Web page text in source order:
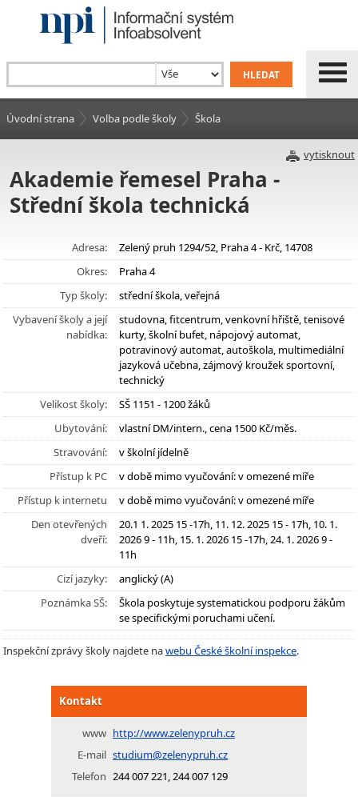
Úvodní strana Volba podle školy Škola
vytisknout
Akademie řemesel Praha -
Střední škola technická
Adresa:
Zelený pruh 1294/52, Praha 4 - Krč, 14708
Okres:
Praha 4
Typ školy:
střední škola, veřejná
Vybavení školy a její
nabídka:
studovna, fitcentrum, venkovní hřiště, tenisové
kurty, školní bufet, nápojový automat,
potravinový automat, autoškola, multimediální
jazyková učebna, zájmový kroužek sportovní,
technický
Velikost školy:
SŠ 1151 - 1200 žáků
Ubytování:
vlastní DM/intern., cena 1500 Kč/měs.
Stravování:
v školní jídelně
Přístup k PC
v době mimo vyučování: v omezené míře
Přístup k internetu
v době mimo vyučování: v omezené míře
Den otevřených
dveří:
20.1 1. 2025 15 -17h, 11. 12. 2025 15 - 17h, 10. 1.
2026 9 - 11h, 15. 1. 2026 15 -17h, 24. 1. 2026 9 -
11h
Cizí jazyky:
anglický (A)
Poznámka SŠ:
Škola poskytuje systematickou podporu žákům
se specifickými poruchami učení.
Inspekční zprávy školy najdete nawebu České školní inspekce.
Kontakt
www http://www.zelenypruh.cz
E-mail studium@zelenypruh.cz
Telefon 244 007 221, 244 007 129